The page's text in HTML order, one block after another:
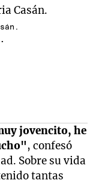
jovencito, he
, confesó
Sobre su vida
tantas